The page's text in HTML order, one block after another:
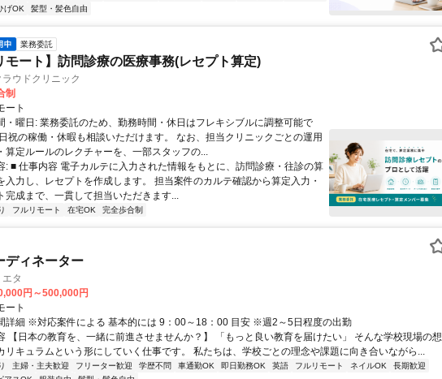
げOK 髪型・髪色自由
業務委託
モート】訪問診療の医療事務(レセプト算定)
ウドクリニック
制
ート
・曜日: 業務委託のため、勤務時間・休日はフレキシブルに調整可能で
祝の稼働・休暇も相談いただけます。 なお、担当クリニックごとの運用
算定ルールのレクチャーを、一部スタッフの...
: ■ 仕事内容 電子カルテに入力された情報をもとに、訪問診療・往診の算
入力し、レセプトを作成します。 担当案件のカルテ確認から算定入力・
完成まで、一貫して担当いただきます...
フルリモート 在宅OK 完全歩合制
ディネーター
タ
円～500,000円
ート
詳細 ※対応案件による 基本的には 9：00～18：00 目安 ※週2～5日程度の出勤
【日本の教育を、一緒に前進させませんか？】 「もっと良い教育を届けたい」 そんな学校現場の想
リキュラムという形にしていく仕事です。 私たちは、学校ごとの理念や課題に向き合いながら...
主婦・主夫歓迎 フリーター歓迎 学歴不問 車通勤OK 即日勤務OK 英語 フルリモート ネイルOK
長期歓迎